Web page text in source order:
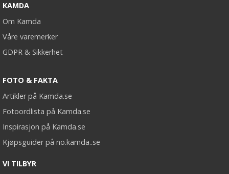
KAMDA
Om Kamda
Våre varemerker
GDPR & Sikkerhet
FOTO & FAKTA
Artikler på Kamda.se
Fotoordlista på Kamda.se
Inspirasjon på Kamda.se
Kjøpsguider på no.kamda..se
VI TILBYR